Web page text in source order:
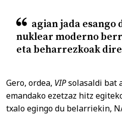
agian jada
nuklear moderno
eta beharrezkoak
Gero, ordea, VIPsolasaldi bat
emandako ezetzaz hitz
txalo egingo du belarriekin,